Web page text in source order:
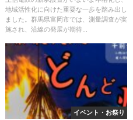
地域活性化に向けた重要な一歩を踏み出し
ました。群馬県富岡市では、測量調査が実
施され、沿線の発展が期待...
イベント・お祭り